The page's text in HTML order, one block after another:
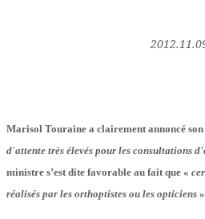
Marisol Touraine a clairement annoncé
d'attente très élevés pour les consultations
ministre s’est dite favorable au fait que «
réalisés par les orthoptistes ou les opticiens